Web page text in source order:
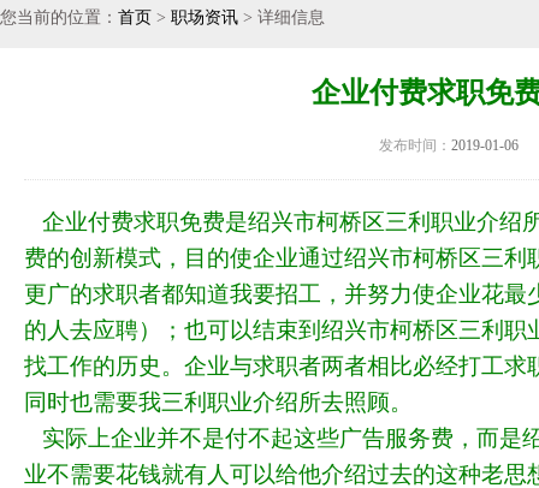
您当前的位置： 首页 > 职场资讯 > 详细信息
企业付费求职免
发布时间： 2019-01-06
企业付费求职免费是绍兴市柯桥区三利职业介绍
费的创新模式，目的使企业通过绍兴市柯桥区三
更广的求职者都知道我要招工，并努力使企业花
的人去应聘）；也可以结束到绍兴市柯桥区三利
找工作的历史。企业与求职者两者相比必经打工
同时也需要我三利职业介绍所去照顾。
实际上企业并不是付不起这些广告服务费，而是
业不需要花钱就有人可以给他介绍过去的这种老